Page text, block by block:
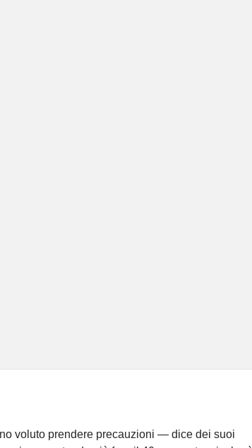
voluto prendere precauzioni — dice dei suoi